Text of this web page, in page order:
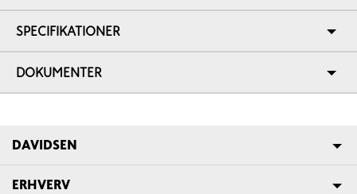
SPECIFIKATIONER
DOKUMENTER
DAVIDSEN
ERHVERV